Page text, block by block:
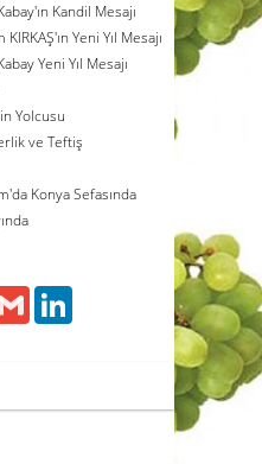
Kandil Mesajı
Yeni Yıl Mesajı
Yeni Yıl Mesajı
Yolcusu
ve Teftiş
Konya Sefasında
Gmail